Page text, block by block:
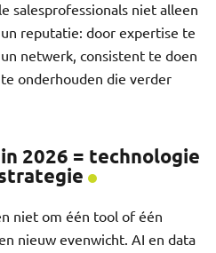
salesprofessionals niet alleen
reputatie: door expertise te
netwerk, consistent te doen
onderhouden die verder
2026 = technologie
niet om één tool of één
nieuw evenwicht. AI en data